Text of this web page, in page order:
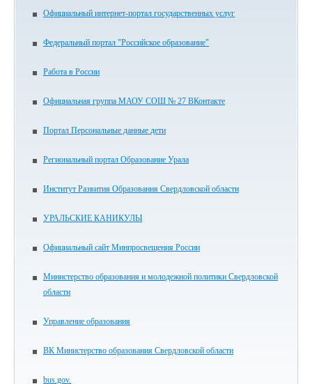
Официальный интернет-портал государственных услуг
Федеральный портал "Российское образование"
Работа в России
Официальная группа МАОУ СОШ № 27 ВКонтакте
Портал Персональные данные дети
Региональный портал Образование Урала
Институт Развития Образования Свердловской области
УРАЛЬСКИЕ КАНИКУЛЫ
Официальный сайт Минпросвещения России
Министерство образования и молодежной политики Свердловской
области
Управление образования
ВК Министерство образования Свердловской области
bus.gov.